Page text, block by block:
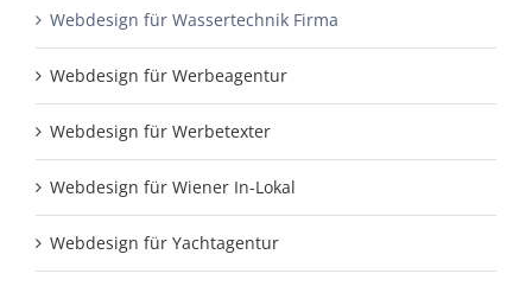
Webdesign für Wassertechnik Firma
Webdesign für Werbeagentur
Webdesign für Werbetexter
Webdesign für Wiener In-Lokal
Webdesign für Yachtagentur